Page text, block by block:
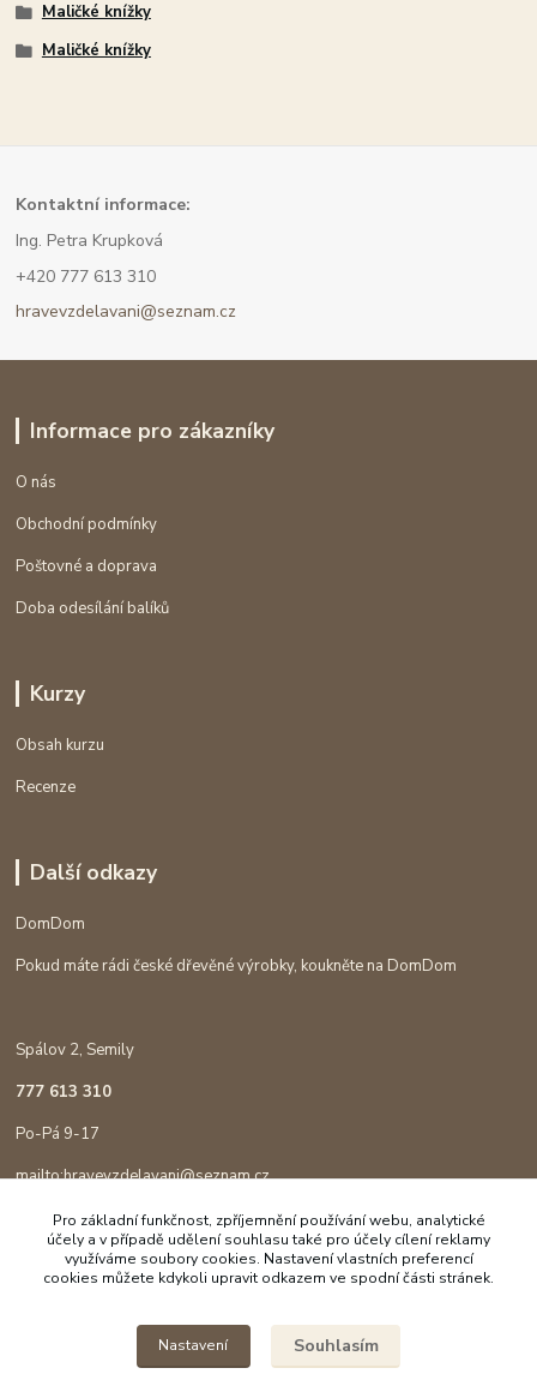
Maličké knížky
Maličké knížky
Kontaktní informace:
Ing. Petra Krupková
+420 777 613 310
hravevzdelavani@seznam.cz
Informace pro zákazníky
O nás
Obchodní podmínky
Poštovné a doprava
Doba odesílání balíků
Kurzy
Obsah kurzu
Recenze
Další odkazy
DomDom
Pokud máte rádi české dřevěné výrobky, koukněte na DomDom
Spálov 2, Semily
777 613 310
Po-Pá 9-17
mailto:hravevzdelavani@seznam.cz
Pro základní funkčnost, zpříjemnění používání webu, analytické
účely a v případě udělení souhlasu také pro účely cílení reklamy
využíváme soubory cookies. Nastavení vlastních preferencí
cookies můžete kdykoli upravit odkazem ve spodní části stránek.
Nastavení Souhlasím